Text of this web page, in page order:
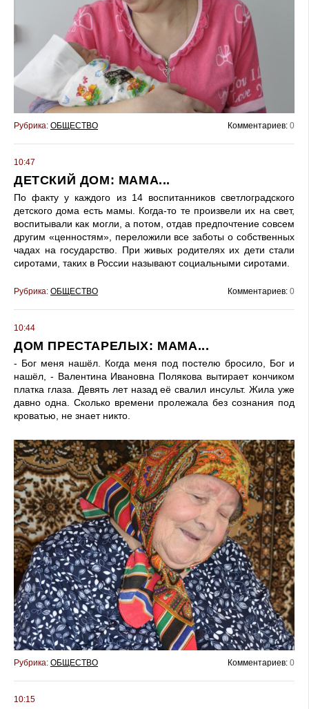
Рубрика: ОБЩЕСТВО Комментариев: 0
10:47
ДЕТСКИЙ ДОМ: МАМА...
По факту у каждого из 14 воспитанников светлоградского
детского дома есть мамы. Когда-то те произвели их на свет,
воспитывали как могли, а потом, отдав предпочтение совсем
другим «ценностям», переложили все заботы о собственных
чадах на государство. При живых родителях их дети стали
сиротами, таких в России называют социальными сиротами.
Рубрика: ОБЩЕСТВО Комментариев: 0
10:44
ДОМ ПРЕСТАРЕЛЫХ: МАМА...
- Бог меня нашёл. Когда меня под постелю бросило, Бог и
нашёл, - Валентина Ивановна Полякова вытирает кончиком
платка глаза. Девять лет назад её свалил инсульт. Жила уже
давно одна. Сколько времени пролежала без сознания под
кроватью, не знает никто.
Рубрика: ОБЩЕСТВО Комментариев: 0
10:15